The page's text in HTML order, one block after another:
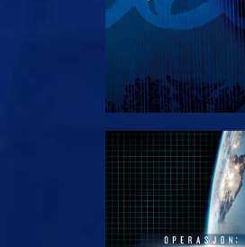
UTFORSK SERIEN